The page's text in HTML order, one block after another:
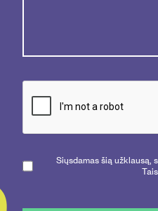
Siųsdamas šią užklausą,